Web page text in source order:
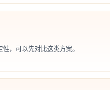
，可以先对比这类方案。